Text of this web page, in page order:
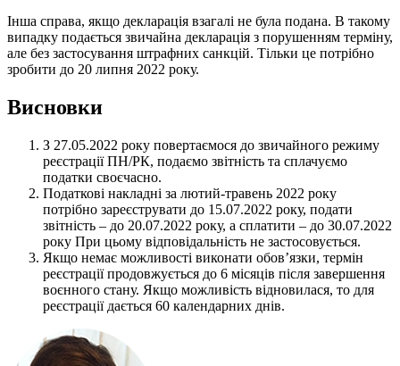
Інша справа, якщо декларація взагалі не була подана. В такому
випадку подається звичайна декларація з порушенням терміну,
але без застосування штрафних санкцій. Тільки це потрібно
зробити до 20 липня 2022 року.
Висновки
З 27.05.2022 року повертаємося до звичайного режиму
реєстрації ПН/РК, подаємо звітність та сплачуємо
податки своєчасно.
Податкові накладні за лютий-травень 2022 року
потрібно зареєструвати до 15.07.2022 року, подати
звітність – до 20.07.2022 року, а сплатити – до 30.07.2022
року При цьому відповідальність не застосовується.
Якщо немає можливості виконати обов’язки, термін
реєстрації продовжується до 6 місяців після завершення
воєнного стану. Якщо можливість відновилася, то для
реєстрації дається 60 календарних днів.